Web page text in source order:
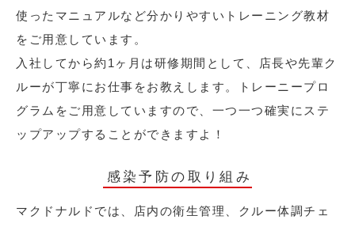
使ったマニュアルなど分かりやすいトレーニング教材
をご用意しています。
入社してから約1ヶ月は研修期間として、店長や先輩ク
ルーが丁寧にお仕事をお教えします。トレーニープロ
グラムをご用意していますので、一つ一つ確実にステ
ップアップすることができますよ！
感染予防の取り組み
マクドナルドでは、店内の衛生管理、クルー体調チェ